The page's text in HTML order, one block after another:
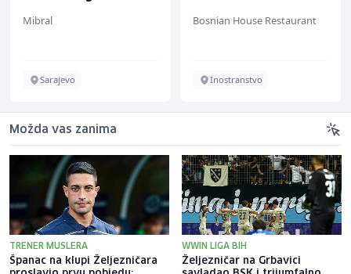
Mibral
Sarajevo
Bosnian House Restaurant
Inostranstvo
Možda vas zanima
TRENER MUSLERA
Španac na klupi Željezničara
WWIN LIGA BIH
Željezničar na Grbavici